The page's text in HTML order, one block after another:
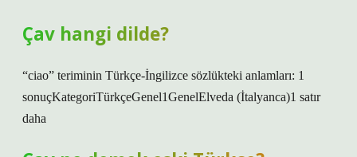
Çav hangi dilde?
“ciao” teriminin Türkçe-İngilizce sözlükteki anlamları: 1
sonuçKategoriTürkçeGenel1GenelElveda (İtalyanca)1 satır
daha